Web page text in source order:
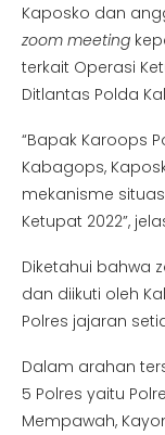
Kaposko dan
zoom meeting
terkait Operasi
Ditlantas Polda
“Bapak Karoops
Kabagops,
mekanisme
Ketupat 2022”,
Diketahui bahwa
dan diikuti oleh
Polres jajaran
Dalam arahan
5 Polres yaitu
Mempawah,